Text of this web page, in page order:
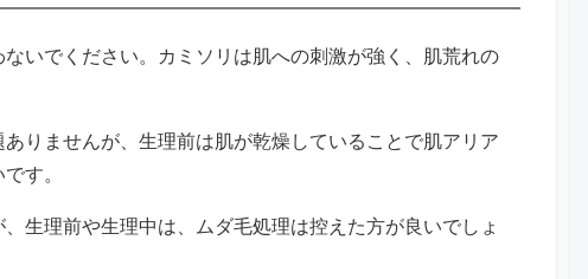
いでください。カミソリは肌への刺激が強く、肌荒れの
りませんが、生理前は肌が乾燥していることで肌アリア
す。
生理前や生理中は、ムダ毛処理は控えた方が良いでしょ